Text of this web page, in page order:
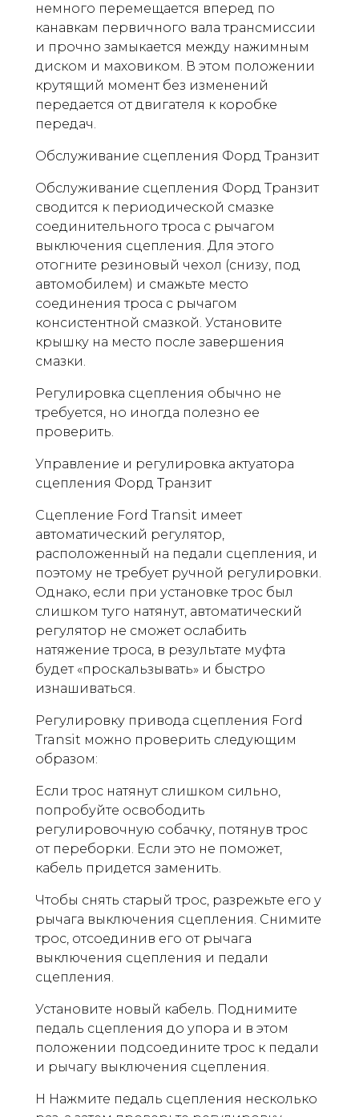
немного перемещается вперед по
канавкам первичного вала трансмиссии
и прочно замыкается между нажимным
диском и маховиком. В этом положении
крутящий момент без изменений
передается от двигателя к коробке
передач.
Обслуживание сцепления Форд Транзит
Обслуживание сцепления Форд Транзит
сводится к периодической смазке
соединительного троса с рычагом
выключения сцепления. Для этого
отогните резиновый чехол (снизу, под
автомобилем) и смажьте место
соединения троса с рычагом
консистентной смазкой. Установите
крышку на место после завершения
смазки.
Регулировка сцепления обычно не
требуется, но иногда полезно ее
проверить.
Управление и регулировка актуатора
сцепления Форд Транзит
Сцепление Ford Transit имеет
автоматический регулятор,
расположенный на педали сцепления, и
поэтому не требует ручной регулировки.
Однако, если при установке трос был
слишком туго натянут, автоматический
регулятор не сможет ослабить
натяжение троса, в результате муфта
будет «проскальзывать» и быстро
изнашиваться.
Регулировку привода сцепления Ford
Transit можно проверить следующим
образом:
Если трос натянут слишком сильно,
попробуйте освободить
регулировочную собачку, потянув трос
от переборки. Если это не поможет,
кабель придется заменить.
Чтобы снять старый трос, разрежьте его у
рычага выключения сцепления. Снимите
трос, отсоединив его от рычага
выключения сцепления и педали
сцепления.
Установите новый кабель. Поднимите
педаль сцепления до упора и в этом
положении подсоедините трос к педали
и рычагу выключения сцепления.
H Нажмите педаль сцепления несколько